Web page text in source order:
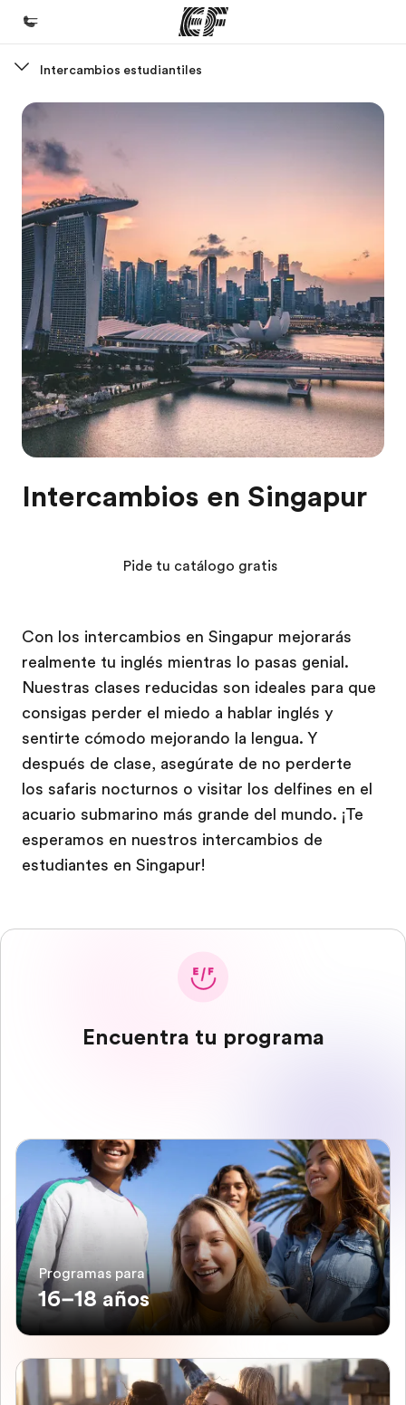
Bienvenido a EF
Programas
Ver todo lo que hacemos
Oficinas
Encuentra una oficina
Sobre nosotros
Quiénes somos
Trabajos
Únete al equipo
Intercambios estudiantiles
Intercambios en Singapur
Con los intercambios en Singapur mejorarás
realmente tu inglés mientras lo pasas genial.
Nuestras clases reducidas son ideales para que
consigas perder el miedo a hablar inglés y
sentirte cómodo mejorando la lengua. Y
después de clase, asegúrate de no perderte
los safaris nocturnos o visitar los delfines en el
acuario submarino más grande del mundo. ¡Te
esperamos en nuestros intercambios de
estudiantes en Singapur!
Pide tu catálogo gratis
Encuentra tu programa
Programas para
16–18 años